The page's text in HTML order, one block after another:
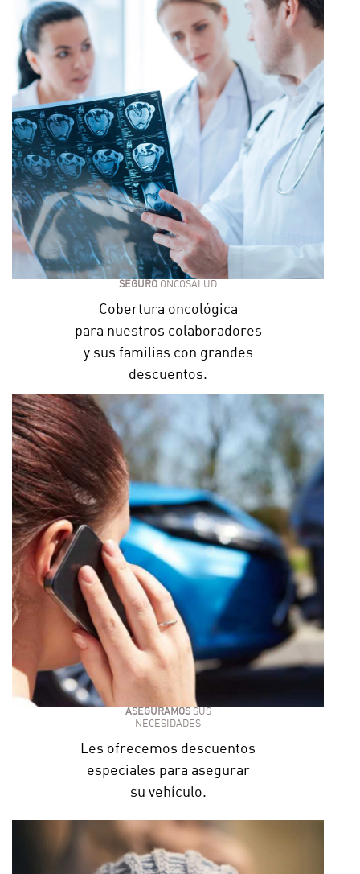
SEGURO ONCOSALUD
Cobertura oncológica
para nuestros colaboradores
y sus familias con grandes
descuentos.
ASEGURAMOSSUS
NECESIDADES
Les ofrecemos descuentos
especiales para asegurar
su vehículo.